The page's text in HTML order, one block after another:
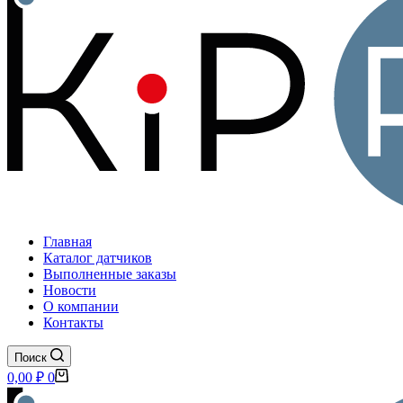
Главная
Каталог датчиков
Выполненные заказы
Новости
О компании
Контакты
Поиск
Корзина
0,00 ₽ 0